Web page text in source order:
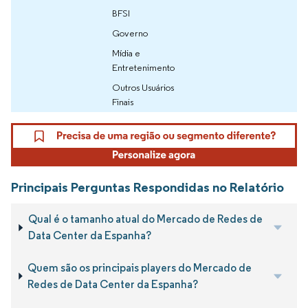
BFSI
Governo
Mídia e
Entretenimento
Outros Usuários
Finais
Principais Perguntas Respondidas no Relatório
Qual é o tamanho atual do Mercado de Redes de
Data Center da Espanha?
Quem são os principais players do Mercado de
Redes de Data Center da Espanha?